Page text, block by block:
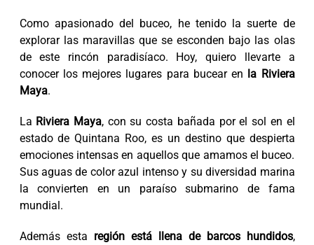
Como apasionado del buceo, he tenido la suerte de
explorar las maravillas que se esconden bajo las olas
de este rincón paradisíaco. Hoy, quiero llevarte a
conocer los mejores lugares para bucear en la Riviera
Maya.
La Riviera Maya, con su costa bañada por el sol en el
estado de Quintana Roo, es un destino que despierta
emociones intensas en aquellos que amamos el buceo.
Sus aguas de color azul intenso y su diversidad marina
la convierten en un paraíso submarino de fama
mundial.
Además esta región está llena de barcos hundidos,